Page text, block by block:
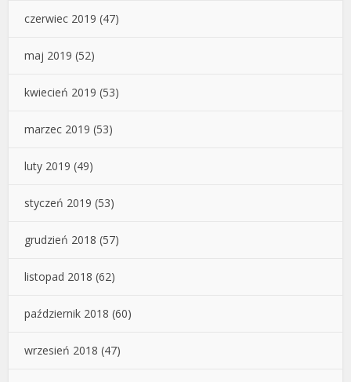
czerwiec 2019 (47)
maj 2019 (52)
kwiecień 2019 (53)
marzec 2019 (53)
luty 2019 (49)
styczeń 2019 (53)
grudzień 2018 (57)
listopad 2018 (62)
październik 2018 (60)
wrzesień 2018 (47)